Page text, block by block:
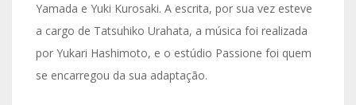
Yamada e Yuki Kurosaki. A escrita, por sua vez esteve
a cargo de Tatsuhiko Urahata, a música foi realizada
por Yukari Hashimoto, e o estúdio Passione foi quem
se encarregou da sua adaptação.